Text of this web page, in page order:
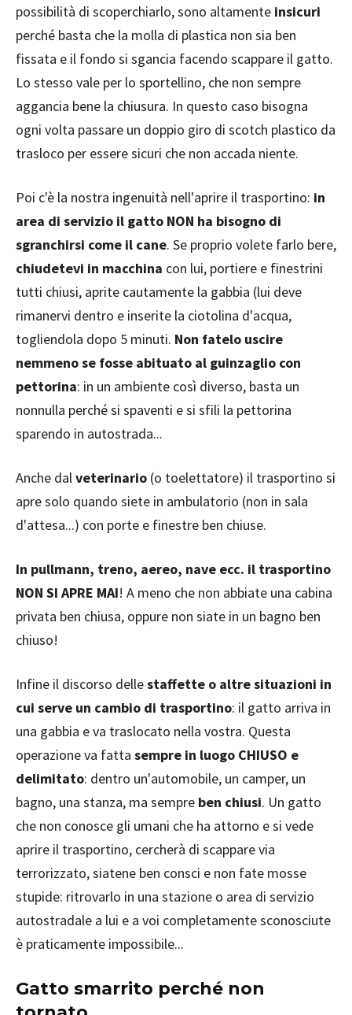
possibilità di scoperchiarlo, sono altamente insicuri
perché basta che la molla di plastica non sia ben
fissata e il fondo si sgancia facendo scappare il gatto.
Lo stesso vale per lo sportellino, che non sempre
aggancia bene la chiusura. In questo caso bisogna
ogni volta passare un doppio giro di scotch plastico da
trasloco per essere sicuri che non accada niente.
Poi c'è la nostra ingenuità nell'aprire il trasportino: in
area di servizio il gatto NON ha bisogno di
sgranchirsi come il cane. Se proprio volete farlo bere,
chiudetevi in macchina con lui, portiere e finestrini
tutti chiusi, aprite cautamente la gabbia (lui deve
rimanervi dentro e inserite la ciotolina d'acqua,
togliendola dopo 5 minuti. Non fatelo uscire
nemmeno se fosse abituato al guinzaglio con
pettorina: in un ambiente così diverso, basta un
nonnulla perché si spaventi e si sfili la pettorina
sparendo in autostrada...
Anche dalveterinario (o toelettatore) il trasportino si
apre solo quando siete in ambulatorio (non in sala
d'attesa...) con porte e finestre ben chiuse.
In pullmann, treno, aereo, nave ecc. il trasportino
NON SI APRE MAI! A meno che non abbiate una cabina
privata ben chiusa, oppure non siate in un bagno ben
chiuso!
Infine il discorso dellestaffette o altre situazioni in
cui serve un cambio di trasportino: il gatto arriva in
una gabbia e va traslocato nella vostra. Questa
operazione va fatta sempre in luogo CHIUSO e
delimitato: dentro un'automobile, un camper, un
bagno, una stanza, ma sempre ben chiusi. Un gatto
che non conosce gli umani che ha attorno e si vede
aprire il trasportino, cercherà di scappare via
terrorizzato, siatene ben consci e non fate mosse
stupide: ritrovarlo in una stazione o area di servizio
autostradale a lui e a voi completamente sconosciute
è praticamente impossibile...
Gatto smarrito perché non